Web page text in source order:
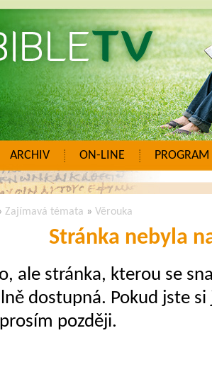
ARCHIV ON-LINE PROGRAM
Zajímavá témata » Věrouka
Stránka nebyla
ale stránka, kterou se
dostupná. Pokud jste
později.